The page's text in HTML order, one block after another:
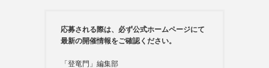
応募される際は、必ず公式ホームページにて
最新の開催情報をご確認ください。
「登竜門」編集部